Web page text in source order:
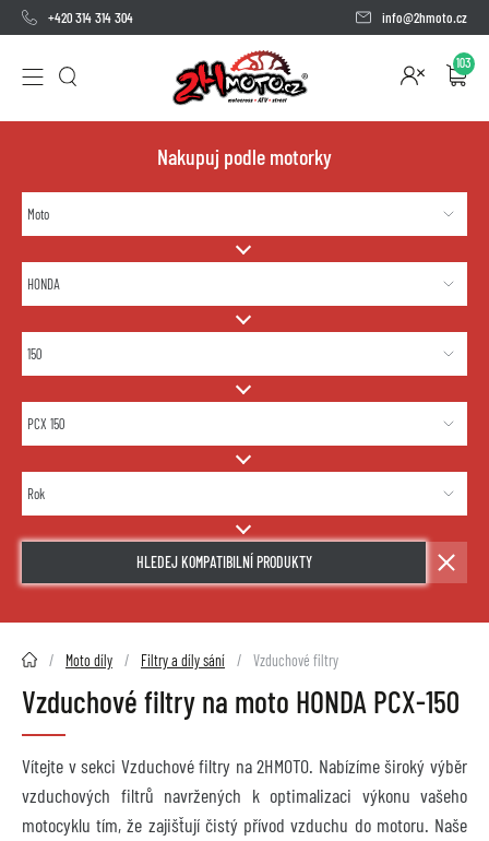
+420 314 314 304 info@2hmoto.cz
103
Nakupuj podle motorky
HLEDEJ KOMPATIBILNÍ PRODUKTY
2HMOTO.cz Moto díly Filtry a díly sání Vzduchové filtry
Vzduchové filtry na moto HONDA PCX-150
Vítejte v sekci Vzduchové filtry na 2HMOTO. Nabízíme široký výběr
vzduchových filtrů navržených k optimalizaci výkonu vašeho
motocyklu tím, že zajišťují čistý přívod vzduchu do motoru. Naše